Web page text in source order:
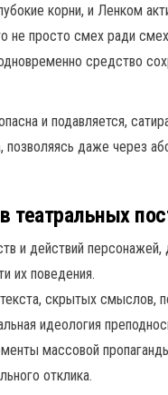
корни, и Ленком
не просто смех ради
средство
и подавляется,
позволяясь даже через
и действий
их поведения.
скрытых смыслов,
идеология
массовой
отклика.